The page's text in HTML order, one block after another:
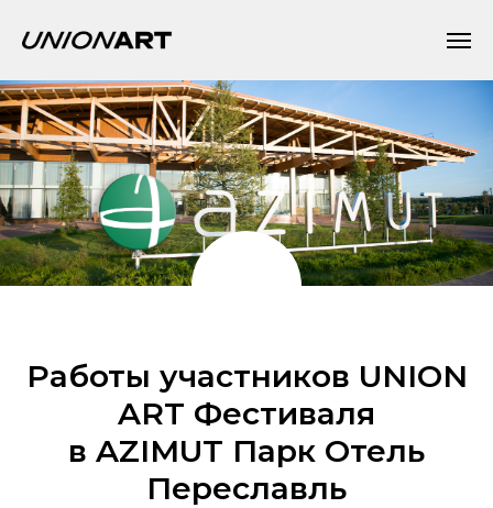
Работы участников UNION
ART Фестиваля
в AZIMUT Парк Отель
Переславль